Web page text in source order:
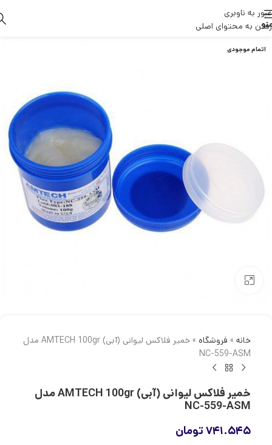
عبور به ناوبری
رفتن به محتوای اصلی
اتمام موجودی
خانه » فروشگاه »
خمیر فلاکس لیوانی (آبی) AMTECH 100gr مدل
NC-559-ASM
خمیر فلاکس لیوانی (آبی) AMTECH 100gr مدل
NC-559-ASM
۷۴۱.۵۴۵تومان